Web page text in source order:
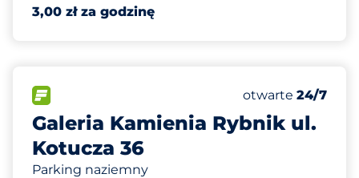
3,00 zł za godzinę
Galeria Kamienia Rybnik ul.
Kotucza 36
Parking naziemny
Liczba miejsc
Całkowita
Sobota
otwarte 24/7